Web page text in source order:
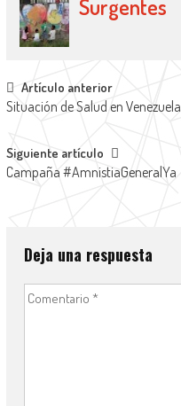
Surgentes
Artículo anterior
Situación de Salud en Venezuela
Siguiente artículo
Campaña #AmnistiaGeneralYa
Deja una respuesta